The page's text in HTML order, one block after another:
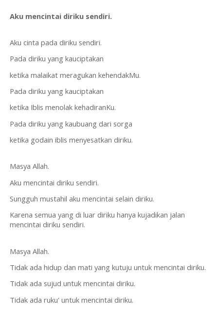
Aku mencintai diriku sendiri.
Aku cinta pada diriku sendiri.
Pada diriku yang kauciptakan
ketika malaikat meragukan kehendakMu.
Pada diriku yang kauciptakan
ketika Iblis menolak kehadiranKu.
Pada diriku yang kaubuang dari sorga
ketika godain iblis menyesatkan diriku.
Masya Allah.
Aku mencintai diriku sendiri.
Sungguh mustahil aku mencintai selain diriku.
Karena semua yang di luar diriku hanya kujadikan jalan
mencintai diriku sendiri.
Masya Allah.
Tidak ada hidup dan mati yang kutuju untuk mencintai diriku.
Tidak ada sujud untuk mencintai diriku.
Tidak ada ruku' untuk mencintai diriku.